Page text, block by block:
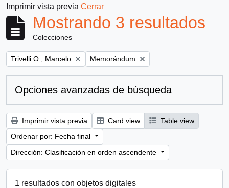
Imprimir vista previa Cerrar
Mostrando 3 resultados
Colecciones
Remove filter:
Trivelli O., Marcelo Remove filter:
Memorándum
Opciones avanzadas de búsqueda
Imprimir vista previa Card view
Table view
Ordenar por: Fecha final
Dirección: Clasificación en orden ascendente
1 resultados con objetos digitales